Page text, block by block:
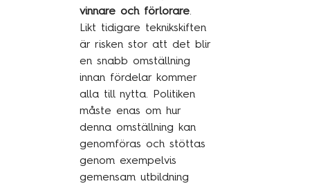
Insikter
Event & webinars
Pressmeddelanden
Rapporter
Det digitala undret
Kontakta oss
vinnare och förlorare.
Likt tidigare teknikskiften
är risken stor att det blir
en snabb omställning
innan fördelar kommer
alla till nytta. Politiken
måste enas om hur
denna omställning kan
genomföras och stöttas
genom exempelvis
gemensam utbildning